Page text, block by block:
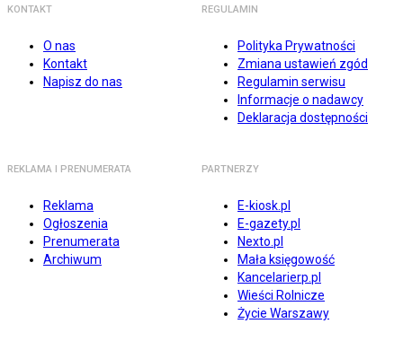
KONTAKT
O nas
Kontakt
Napisz do nas
REGULAMIN
Polityka Prywatności
Zmiana ustawień zgód
Regulamin serwisu
Informacje o nadawcy
Deklaracja dostępności
REKLAMA I PRENUMERATA
Reklama
Ogłoszenia
Prenumerata
Archiwum
PARTNERZY
E-kiosk.pl
E-gazety.pl
Nexto.pl
Mała księgowość
Kancelarierp.pl
Wieści Rolnicze
Życie Warszawy